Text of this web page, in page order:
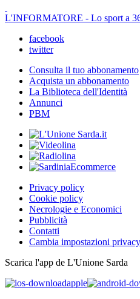
L'INFORMATORE - Lo sport a
facebook
twitter
Consulta il tuo abbonamento
Acquista un abbonamento
La Biblioteca dell'Identità
Annunci
PBM
Privacy policy
Cookie policy
Necrologie e Economici
Pubblicità
Contatti
Cambia impostazioni privacy
Scarica l'app de L'Unione Sarda
apple